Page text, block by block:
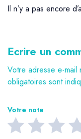
Il n’y a pas encore
Ecrire un
Votre adresse e-mail
obligatoires sont
Votre note